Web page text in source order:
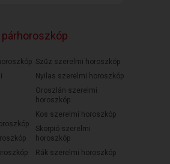
Szűz szerelmi horoszkóp
Nyilas szerelmi horoszkóp
Oroszlán szerelmi
horoszkóp
Kos szerelmi horoszkóp
Skorpió szerelmi
horoszkóp
Rák szerelmi horoszkóp